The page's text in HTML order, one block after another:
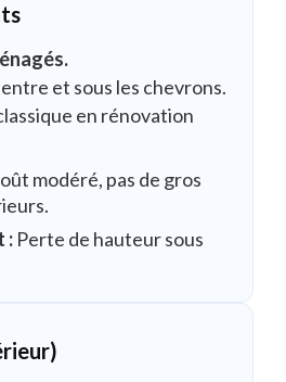
et sous les chevrons.
en rénovation
modéré, pas de gros
: Perte de hauteur sous